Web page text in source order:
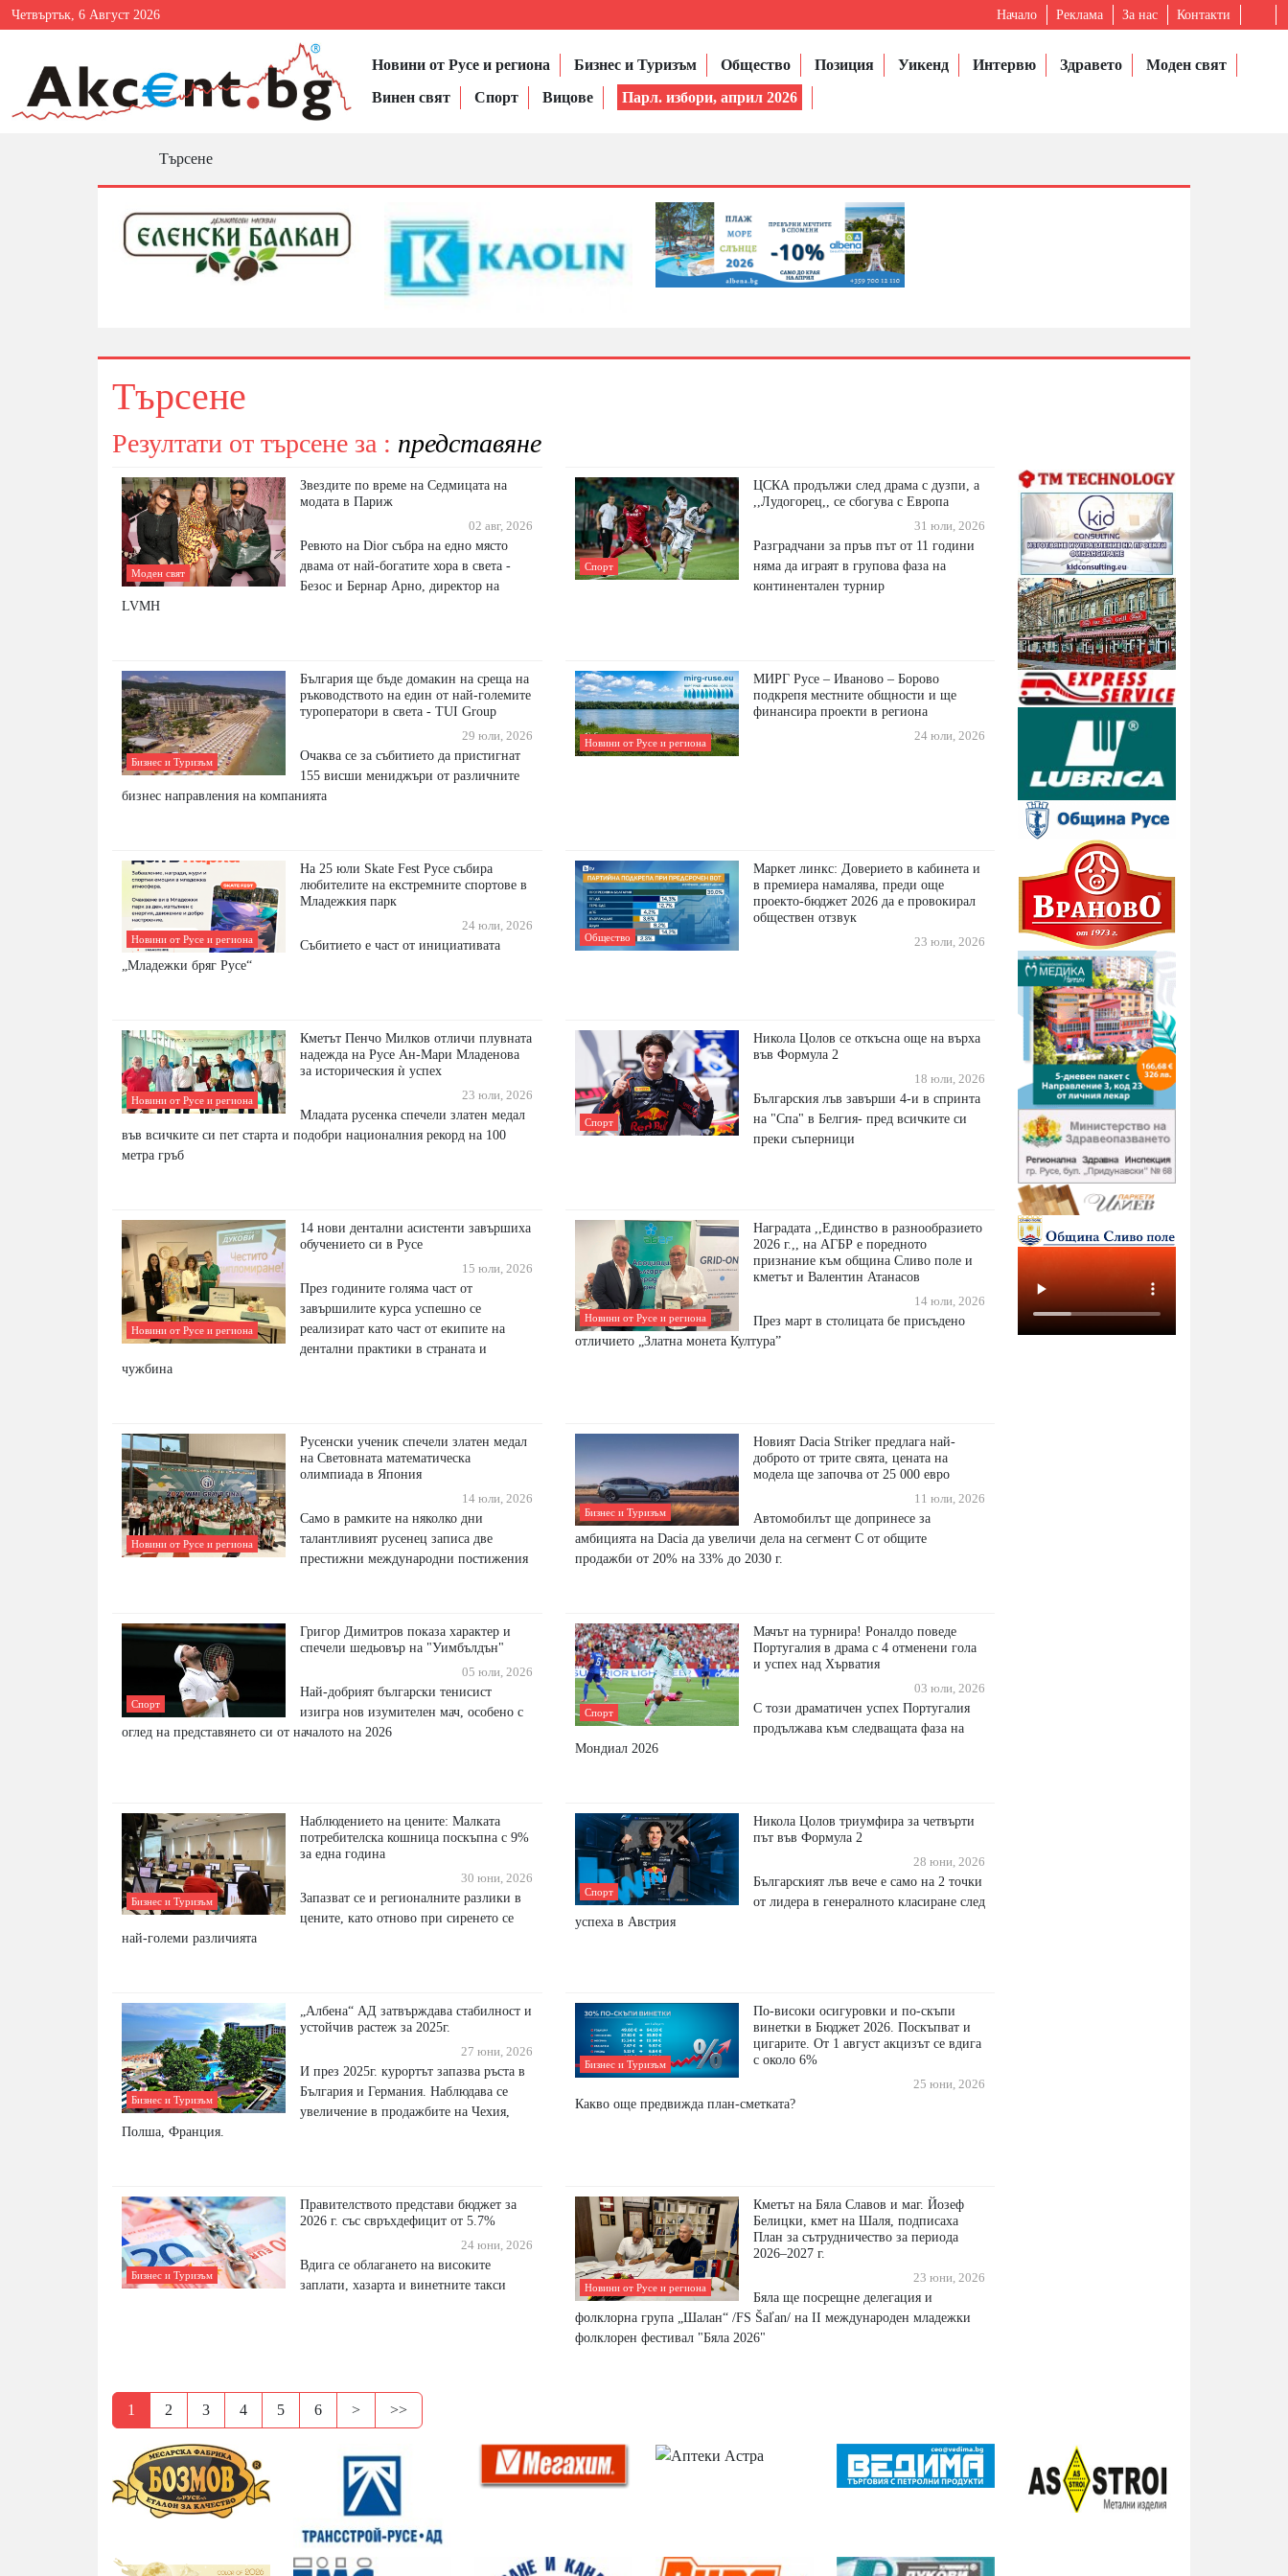
Четвъртък, 6 Август 2026 Начало Реклама За нас Контакти
Новини от Русе и региона Бизнес и Туризъм Общество Позиция Уикенд Интервю Здравето
Моден свят
Винен свят
Спорт Вицове Парл. избори, април 2026
Търсене
Търсене
Резултати от търсене за : представяне
Моден свят
Звездите по време на Седмицата на
модата в Париж
02 авг, 2026
Ревюто на Dior събра на едно място
двама от най-богатите хора в света -
Безос и Бернар Арно, директор на
LVMH
Спорт
ЦСКА продължи след драма с дузпи, а
,,Лудогорец,, се сбогува с Европа
31 юли, 2026
Разградчани за пръв път от 11 години
няма да играят в групова фаза на
континентален турнир
Бизнес и Туризъм
България ще бъде домакин на среща на
ръководството на един от най-големите
туроператори в света - TUI Group
29 юли, 2026
Очаква се за събитието да пристигнат
155 висши мениджъри от различните
бизнес направления на компанията
Новини от Русе и региона
МИРГ Русе – Иваново – Борово
подкрепя местните общности и ще
финансира проекти в региона
24 юли, 2026
Новини от Русе и региона
На 25 юли Skate Fest Русе събира
любителите на екстремните спортове в
Младежкия парк
24 юли, 2026
Събитието е част от инициативата
„Младежки бряг Русе“
Общество
Маркет линкс: Доверието в кабинета и
в премиера намалява, преди още
проекто-бюджет 2026 да е провокирал
обществен отзвук
23 юли, 2026
Новини от Русе и региона
Кметът Пенчо Милков отличи плувната
надежда на Русе Ан-Мари Младенова
за историческия ѝ успех
23 юли, 2026
Младата русенка спечели златен медал
във всичките си пет старта и подобри националния рекорд на 100
метра гръб
Спорт
Никола Цолов се откъсна още на върха
във Формула 2
18 юли, 2026
Българския лъв завърши 4-и в спринта
на "Спа" в Белгия- пред всичките си
преки съперници
Новини от Русе и региона
14 нови дентални асистенти завършиха
обучението си в Русе
15 юли, 2026
През годините голяма част от
завършилите курса успешно се
реализират като част от екипите на
дентални практики в страната и
чужбина
Новини от Русе и региона
Наградата ,,Единство в разнообразието
2026 г.,, на АГБР е поредното
признание към община Сливо поле и
кметът и Валентин Атанасов
14 юли, 2026
През март в столицата бе присъдено
отличието „Златна монета Култура”
Новини от Русе и региона
Русенски ученик спечели златен медал
на Световната математическа
олимпиада в Япония
14 юли, 2026
Само в рамките на няколко дни
талантливият русенец записа две
престижни международни постижения
Бизнес и Туризъм
Новият Dacia Striker предлага най-
доброто от трите свята, цената на
модела ще започва от 25 000 евро
11 юли, 2026
Автомобилът ще допринесе за
амбицията на Dacia да увеличи дела на сегмент С от общите
продажби от 20% на 33% до 2030 г.
Спорт
Григор Димитров показа характер и
спечели шедьовър на "Уимбълдън"
05 юли, 2026
Най-добрият български тенисист
изигра нов изумителен мач, особено с
оглед на представянето си от началото на 2026
Спорт
Мачът на турнира! Роналдо поведе
Португалия в драма с 4 отменени гола
и успех над Хърватия
03 юли, 2026
С този драматичен успех Португалия
продължава към следващата фаза на
Мондиал 2026
Бизнес и Туризъм
Наблюдението на цените: Малката
потребителска кошница поскъпна с 9%
за една година
30 юни, 2026
Запазват се и регионалните разлики в
цените, като отново при сиренето се
най-големи различията
Спорт
Никола Цолов триумфира за четвърти
път във Формула 2
28 юни, 2026
Българският лъв вече е само на 2 точки
от лидера в генералното класиране след
успеха в Австрия
Бизнес и Туризъм
„Албена“ АД затвърждава стабилност и
устойчив растеж за 2025г.
27 юни, 2026
И през 2025г. курортът запазва ръста в
България и Германия. Наблюдава се
увеличение в продажбите на Чехия,
Полша, Франция.
Бизнес и Туризъм
По-високи осигуровки и по-скъпи
винетки в Бюджет 2026. Поскъпват и
цигарите. От 1 август акцизът се вдига
с около 6%
25 юни, 2026
Какво още предвижда план-сметката?
Бизнес и Туризъм
Правителството представи бюджет за
2026 г. със свръхдефицит от 5.7%
24 юни, 2026
Вдига се облагането на високите
заплати, хазарта и винетните такси
Новини от Русе и региона
Кметът на Бяла Славов и маг. Йозеф
Белицки, кмет на Шаля, подписаха
План за сътрудничество за периода
2026–2027 г.
23 юни, 2026
Бяла ще посрещне делегация и
фолклорна група „Шалан“ /FS Šaľan/ на II международен младежки
фолклорен фестивал "Бяла 2026"
1 2 3 4 5 6 > >>